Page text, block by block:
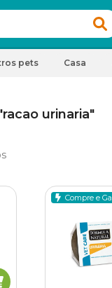
pets Casa
urinaria"
Compre e